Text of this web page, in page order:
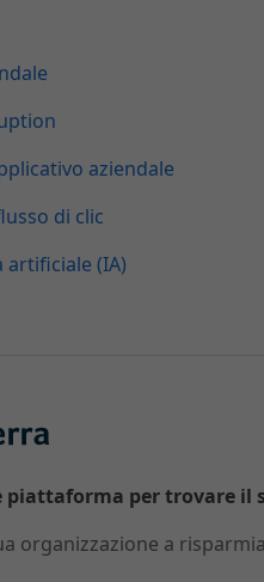
aziendale
di clic
artificiale (IA)
piattaforma per trovare il
organizzazione a